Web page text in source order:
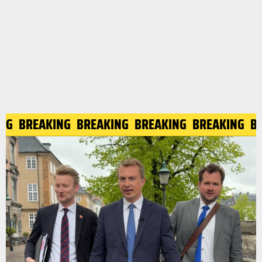
BREAKING BREAKING BREAKING BREAKING